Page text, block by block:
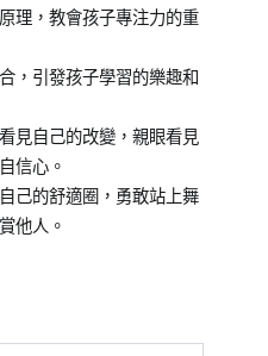
理，教會孩子專注力的重
，引發孩子學習的樂趣和
見自己的改變，親眼看見
信心。
己的舒適圈，勇敢站上舞
他人。